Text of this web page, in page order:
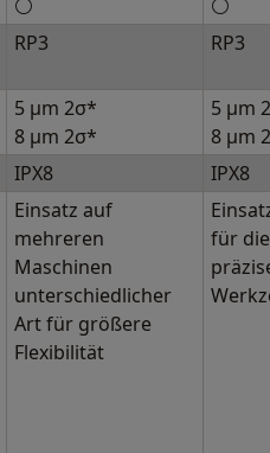
⚪ ⚪
RP3 RP3
5 μm 2σ*
8 μm 2σ*
5 μm
8 μm
IPX8 IPX8
Einsatz auf
mehreren
Maschinen
unterschiedlicher
Art für größere
Flexibilität
für